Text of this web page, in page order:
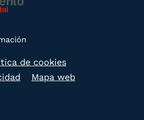
de cookies
Mapa web